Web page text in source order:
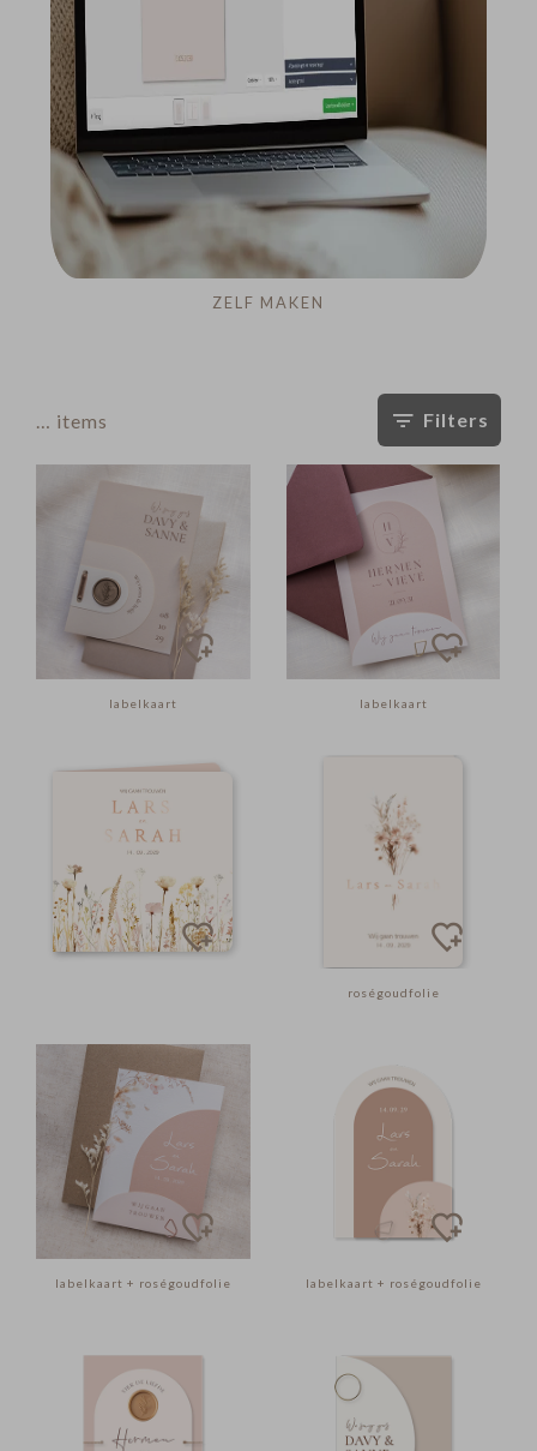
ZELF MAKEN
items Filters
labelkaart labelkaart
roségoudfolie
labelkaart + roségoudfolie labelkaart + roségoudfolie